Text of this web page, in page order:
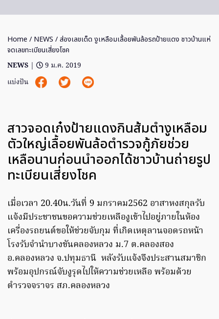
Home / NEWS / ส่องเลขเด็ด งูเหลือมเลื้อยพันล้อรถป้ายแดง ชาวบ้านแห่
จดเลขทะเบียนเสี่ยงโชค
NEWS |
9 ม.ค. 2019
แบ่งปัน
สาวจอดเก๋งป้ายแดงกินส้มตำงูเหลือม
ตัวใหญ่เลื้อยพันล้อตำรวจกู้ภัยช่วย
เหลือนานก่อนนำออกได้ชาวบ้านถ่ายรูป
ทะเบียนเสี่ยงโชค
เมื่อเวลา 20.40น.วันที่ 9 มกราคม2562 อาสาหงสกุลรับ
แจ้งมีประชาชนขอความช่วยเหลืองูเข้าไปอยู่ภายในห้อง
เครื่องรถยนต์ขอให้ช่วยจับกุม ที่เกิดเหตุลานจอดรถหน้า
โรงรับจำนำบางขันคลองหลวง ม.7 ต.คลองสอง
อ.คลองหลวง จ.ปทุมธานี หลังรับแจ้งจึงประสานสมาชิก
พร้อมอุปกรณ์จับงูรุดไปให้ความช่วยเหลือ พร้อมด้วย
ตำรวจจราจร สภ.คลองหลวง